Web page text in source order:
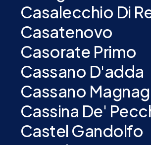
Casalecchio Di
Casatenovo
Casorate Primo
Cassano D'adda
Cassano
Cassina De'
Castel Gandolfo